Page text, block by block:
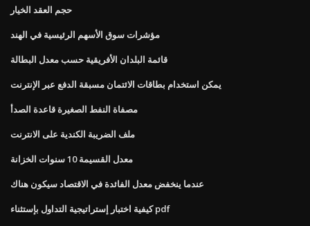
حجم العقد الخيار
مؤشرات سوق الأسهم الرئيسية في الهند
قائمة البلدان الأفريقية حسب معدل البطالة
يمكن استخدام بطاقات الائتمان مسبقة الدفع عبر الإنترنت
مصفاة النفط الصغيرة قاعدة الصدأ
ملف الضريبة الكندية على الانترنت
معدل القسيمة 10 سنوات الخزانة
عندما ينخفض ​​معدل الفائدة في الاقتصاد سيكون هناك
كيفية اختبار إستراتيجية التداول بإستثناء pdf